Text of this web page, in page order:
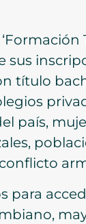
sus
título
país,
para